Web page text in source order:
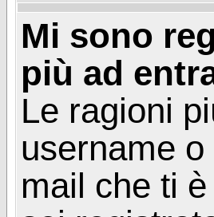
Mi sono
più ad
Le ragioni
username
mail che ti